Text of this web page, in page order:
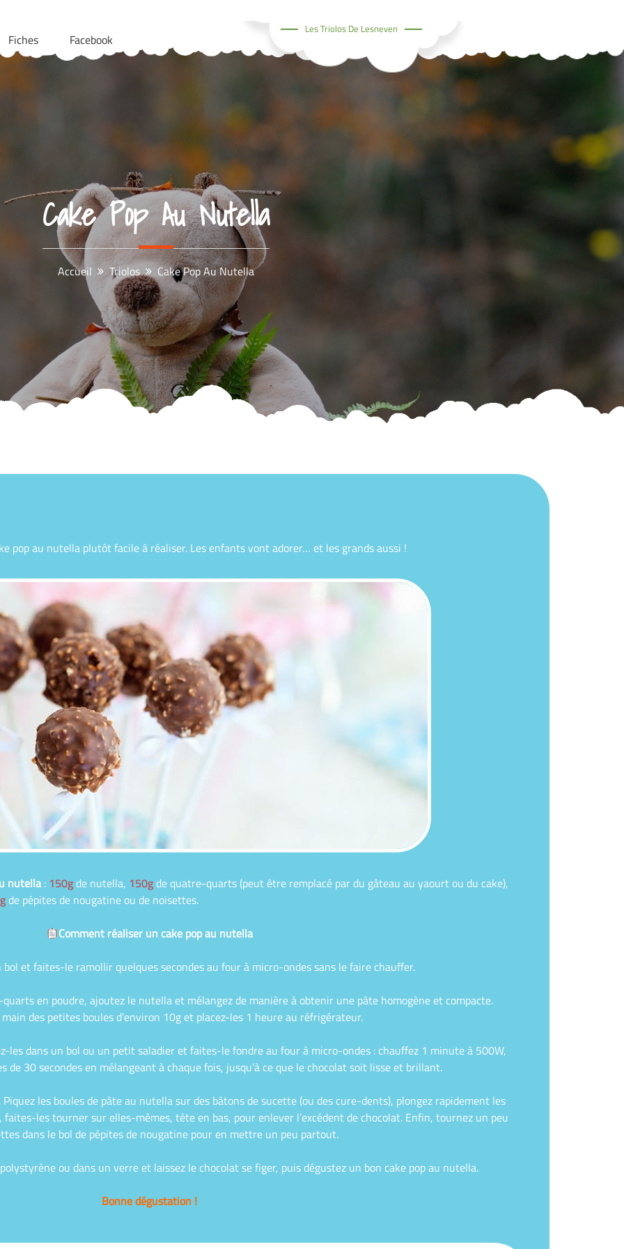
Fiches Facebook
Les Triolos De Lesneven
Cake Pop Au Nutella
Accueil Triolos Cake Pop Au Nutella
pop au nutella plutôt facile à réaliser. Les enfants vont adorer… et les grands aussi !
nutella: 150gde nutella, 150gde quatre-quarts (peut être remplacé par du gâteau au yaourt ou du cake),
de pépites de nougatine ou de noisettes.
Comment réaliser un cake pop au nutella
et faites-le ramollir quelques secondes au four à micro-ondes sans le faire chauffer.
en poudre, ajoutez le nutella et mélangez de manière à obtenir une pâte homogène et compacte.
main des petites boules d’environ 10g et placez-les 1 heure au réfrigérateur.
les dans un bol ou un petit saladier et faites-le fondre au four à micro-ondes : chauffez 1 minute à 500W,
de 30 secondes en mélangeant à chaque fois, jusqu’à ce que le chocolat soit lisse et brillant.
les boules de pâte au nutella sur des bâtons de sucette (ou des cure-dents), plongez rapidement les
les tourner sur elles-mêmes, tête en bas, pour enlever l’excédent de chocolat. Enfin, tournez un peu
dans le bol de pépites de nougatine pour en mettre un peu partout.
ou dans un verre et laissez le chocolat se figer, puis dégustez un bon cake pop au nutella.
Bonne dégustation !